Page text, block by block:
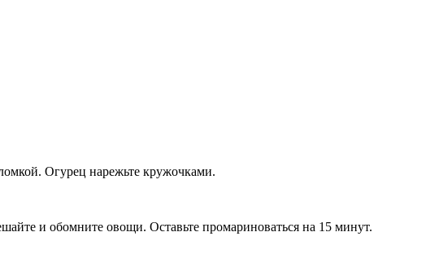
Огурец нарежьте кружочками.
и обомните овощи. Оставьте промариноваться на 15 минут.